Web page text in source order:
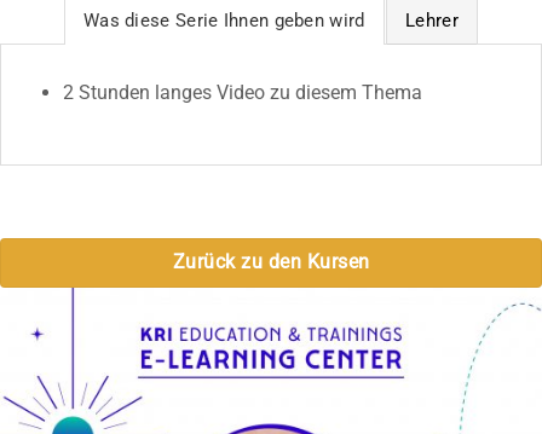
Was diese Serie Ihnen geben wird Lehrer
2 Stunden langes Video zu diesem Thema
Zurück zu den Kursen